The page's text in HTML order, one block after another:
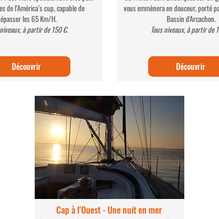
de l’América’s cup, capable de
les 65 Km/H.
à partir de 150 €.
Découvrir
vous emmènera en douceur, porté
Bassin d'Arcachon.
Tous niveaux, à partir de
Découvrir
Cap à l'Ouest - Une nuit en mer